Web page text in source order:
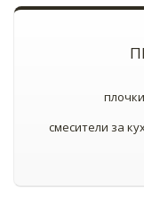
смесители за